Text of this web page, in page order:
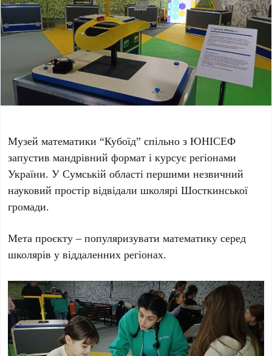
Музей математики “Кубоїд” спільно з ЮНІСЕФ
запустив мандрівний формат і курсує регіонами
України. У Сумській області першими незвичний
науковий простір відвідали школярі Шосткинської
громади.
Мета проєкту – популяризувати математику серед
школярів у віддаленних регіонах.